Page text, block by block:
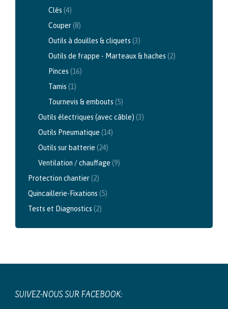
Clés (4)
Couper(8)
Outils à douilles & cliquets (3)
Outils de frappe - Marteaux & haches (2)
Pinces (16)
Tamis (1)
Tournevis & embouts (5)
Outils électriques (avec câble) (3)
Outils Pneumatique (14)
Outils sur batterie (24)
Ventilation / chauffage (9)
Protection chantier(2)
Quincaillerie-Fixations (5)
Tests et Diagnostics (2)
SUIVEZ-NOUS SUR FACEBOOK: